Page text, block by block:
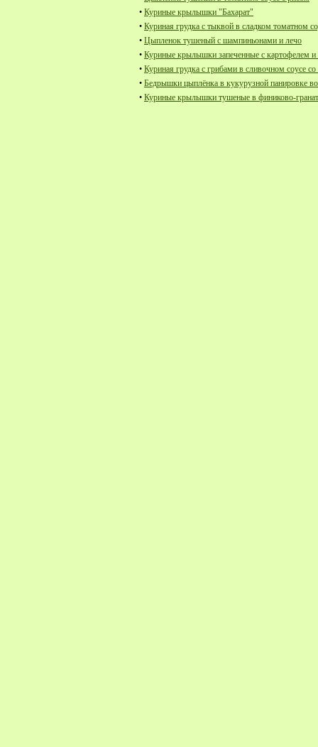
• Куриные крылышки "Бахарат"
• Куриная грудка с тыквой в сладком томатном
• Цыпленок тушеный с шампиньонами и лечо
• Куриные крылышки запеченные с картофелем и
• Куриная грудка с грибами в сливочном соусе со
• Бедрышки цыплёнка в кукурузной панировке
• Куриные крылышки тушеные в финиково-